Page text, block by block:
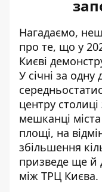
Нагадаємо,
про те, що у
Києві
У січні за одну
центру
мешканці
площі, на
збільшення
призведе ще й
між ТРЦ Києва.